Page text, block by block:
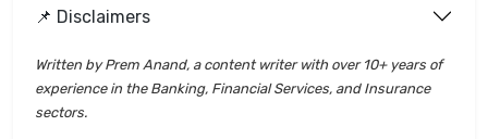
📌 Disclaimers
Written by Prem Anand, a content writer with over 10+ years of
experience in the Banking, Financial Services, and Insurance
sectors.